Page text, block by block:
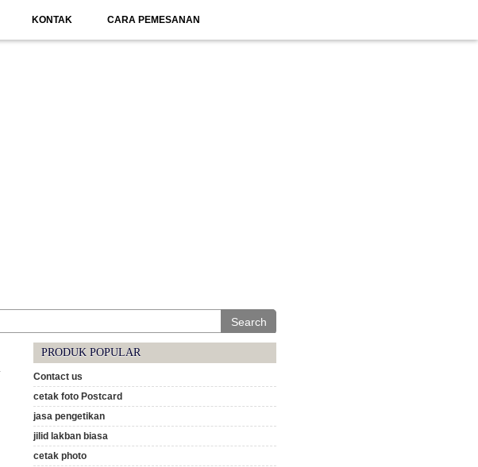
KONTAK CARA PEMESANAN
Search
PRODUK POPULAR
Contact us
cetak foto Postcard
jasa pengetikan
jilid lakban biasa
cetak photo